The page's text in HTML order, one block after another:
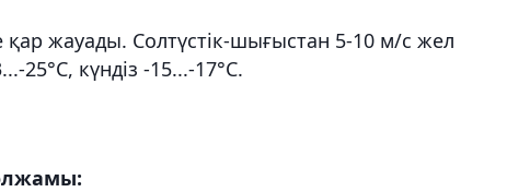
жауады. Солтүстік-шығыстан 5-10 м/с жел
25°C, күндіз -15...-17°C.